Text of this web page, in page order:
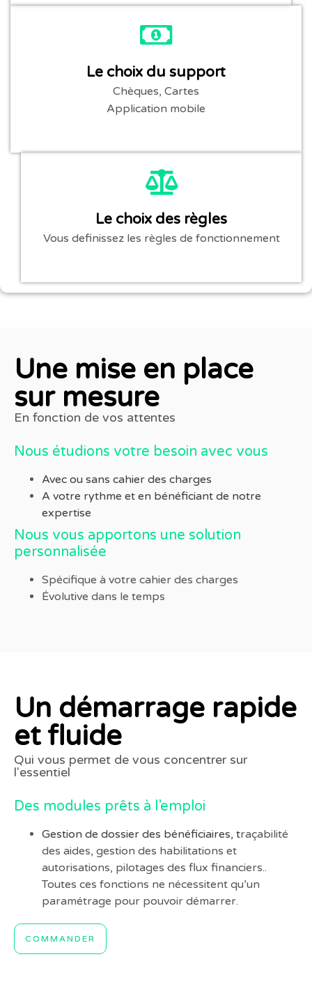
Le choix du support
Chèques, Cartes
Application mobile
Le choix des règles
Vous definissez les règles de fonctionnement
Une mise en place
sur mesure
En fonction de vos attentes
Nous étudions votre besoin avec vous
Avec ou sans cahier des charges
A votre rythme et en bénéficiant de notre
expertise
Nous vous apportons une solution
personnalisée
Spécifique à votre cahier des charges
Évolutive dans le temps
Un démarrage rapide
et fluide
Qui vous permet de vous concentrer sur
l'essentiel
Des modules prêts à l’emploi
Gestion de dossier des bénéficiaires, traçabilité
des aides, gestion des habilitations et
autorisations, pilotages des flux financiers..
Toutes ces fonctions ne nécessitent qu’un
paramétrage pour pouvoir démarrer.
COMMANDER